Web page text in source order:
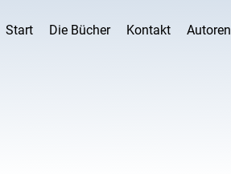
Start Die Bücher Kontakt Autoren